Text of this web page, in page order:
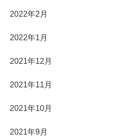
2022年2月
2022年1月
2021年12月
2021年11月
2021年10月
2021年9月